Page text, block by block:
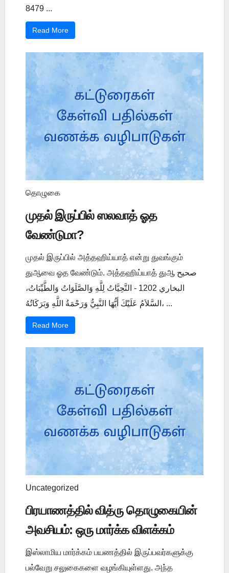
8479 ...
Read More
தொழுகை
முதல் இருப்பில் ஸலவாத் ஓத
வேண்டுமா?
முதல் இருப்பில் அத்தஹிய்யாத் என்று துவங்கும்
துஆவை ஓத வேண்டும். அத்தஹிய்யாத் துஆ صحيح
البخاري 1202 - التَّحِيَّاتُ لِلَّهِ وَالصَّلَوَاتُ وَالطَّيِّبَاتُ،
السَّلاَمُ عَلَيْكَ أَيُّهَا النَّبِيُّ وَرَحْمَةُ اللَّهِ وَبَرَكَاتُهُ، ...
Read More
Uncategorized
பிரயாணத்தில் வித்ரு தொழுகையின்
அவசியம்: ஒரு மார்க்க விளக்கம்
இஸ்லாமிய மார்க்கம் பயணத்தில் இருப்பவர்களுக்கு
பல்வேறு சலுகைகளை வழங்கியுள்ளது. அந்த